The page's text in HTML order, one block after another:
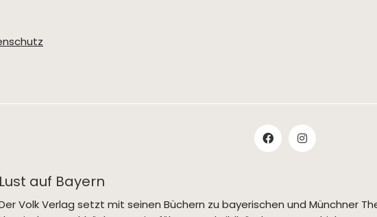
Lust auf Bayern
Volk Verlag setzt mit seinen Büchern zu bayerischen und Münchner